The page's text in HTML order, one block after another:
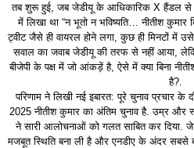
तब शुरू हुई, जब जेडीयू के आधिकारिक X हैंडल से
में लिखा था “न भूतो न भविष्यति… नीतीश
ट्वीट जैसे ही वायरल होने लगा, कुछ ही मिनटों में
सवाल का जवाब जेडीयू की तरफ से नहीं आया,
बीजेपी के पक्ष में जो आंकड़ें है, ऐसे में क्या बिना
है?.
परिणाम ने लिखी नई इबारत: पूरे चुनाव प्रचार के
2025 नीतीश कुमार का अंतिम चुनाव है. उम्र और
ने सारी आलोचनाओं को गलत साबित कर दिया.
मजबूत स्थिति बना ली है और एनडीए के अंदर सबसे